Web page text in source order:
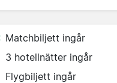
Matchbiljett ingår
3 hotellnätter ingår
Flygbiljett ingår